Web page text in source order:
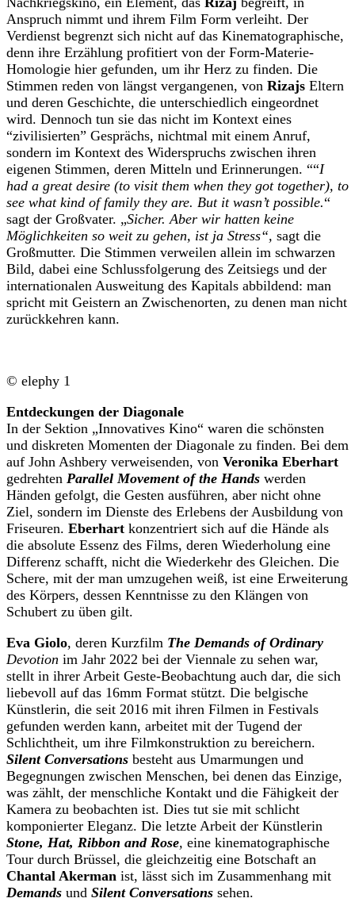
Anspruch nimmt und ihrem Film Form verleiht. Der
Verdienst begrenzt sich nicht auf das Kinematographische,
denn ihre Erzählung profitiert von der Form-Materie-
Homologie hier gefunden, um ihr Herz zu finden. Die
Stimmen reden von längst vergangenen, von Rizajs Eltern
und deren Geschichte, die unterschiedlich eingeordnet
wird. Dennoch tun sie das nicht im Kontext eines
“zivilisierten” Gesprächs, nichtmal mit einem Anruf,
sondern im Kontext des Widerspruchs zwischen ihren
eigenen Stimmen, deren Mitteln und Erinnerungen. ““I
had a great desire (to visit them when they got together), to
see what kind of family they are. But it wasn’t possible.“
sagt der Großvater. „Sicher. Aber wir hatten keine
Möglichkeiten so weit zu gehen, ist ja Stress“, sagt die
Großmutter. Die Stimmen verweilen allein im schwarzen
Bild, dabei eine Schlussfolgerung des Zeitsiegs und der
internationalen Ausweitung des Kapitals abbildend: man
spricht mit Geistern an Zwischenorten, zu denen man nicht
zurückkehren kann.
© elephy 1
Entdeckungen der Diagonale
In der Sektion „Innovatives Kino“ waren die schönsten
und diskreten Momenten der Diagonale zu finden. Bei dem
auf John Ashbery verweisenden, von Veronika Eberhart
gedrehten Parallel Movement of the Hands werden
Händen gefolgt, die Gesten ausführen, aber nicht ohne
Ziel, sondern im Dienste des Erlebens der Ausbildung von
Friseuren. Eberhart konzentriert sich auf die Hände als
die absolute Essenz des Films, deren Wiederholung eine
Differenz schafft, nicht die Wiederkehr des Gleichen. Die
Schere, mit der man umzugehen weiß, ist eine Erweiterung
des Körpers, dessen Kenntnisse zu den Klängen von
Schubert zu üben gilt.
Eva Giolo, deren Kurzfilm The Demands of Ordinary
Devotion im Jahr 2022 bei der Viennale zu sehen war,
stellt in ihrer Arbeit Geste-Beobachtung auch dar, die sich
liebevoll auf das 16mm Format stützt. Die belgische
Künstlerin, die seit 2016 mit ihren Filmen in Festivals
gefunden werden kann, arbeitet mit der Tugend der
Schlichtheit, um ihre Filmkonstruktion zu bereichern.
Silent Conversations besteht aus Umarmungen und
Begegnungen zwischen Menschen, bei denen das Einzige,
was zählt, der menschliche Kontakt und die Fähigkeit der
Kamera zu beobachten ist. Dies tut sie mit schlicht
komponierter Eleganz. Die letzte Arbeit der Künstlerin
Stone, Hat, Ribbon and Rose, eine kinematographische
Tour durch Brüssel, die gleichzeitig eine Botschaft an
Chantal Akerman ist, lässt sich im Zusammenhang mit
Demands und Silent Conversations sehen.